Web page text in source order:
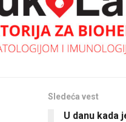
Sledeća vest
U danu kada